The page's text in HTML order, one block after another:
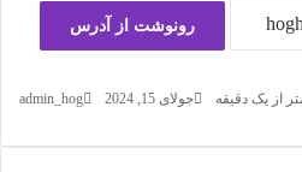
رونوشت از آدرس
admin_hog جولای 15, 2024 از یک دقیقه